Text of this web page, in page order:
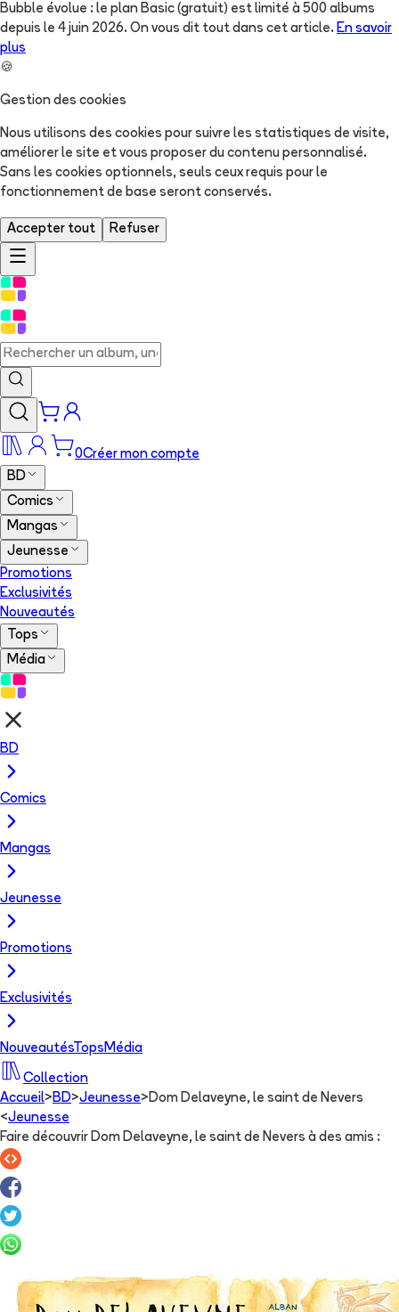
Bubble évolue : le plan Basic (gratuit) est limité à 500 albums
depuis le 4 juin 2026. On vous dit tout dans cet article. En savoir
plus
🍪
Gestion des cookies
Nous utilisons des cookies pour suivre les statistiques de visite,
améliorer le site et vous proposer du contenu personnalisé.
Sans les cookies optionnels, seuls ceux requis pour le
fonctionnement de base seront conservés.
Accepter tout Refuser
0Créer mon compte
BD
Comics
Mangas
Jeunesse
Promotions
Exclusivités
Nouveautés
Tops
Média
BD
Comics
Mangas
Jeunesse
Promotions
Exclusivités
NouveautésTops Média
Collection
Accueil> BD>Jeunesse> Dom Delaveyne, le saint de Nevers
<Jeunesse
Faire découvrir Dom Delaveyne, le saint de Nevers à des amis :